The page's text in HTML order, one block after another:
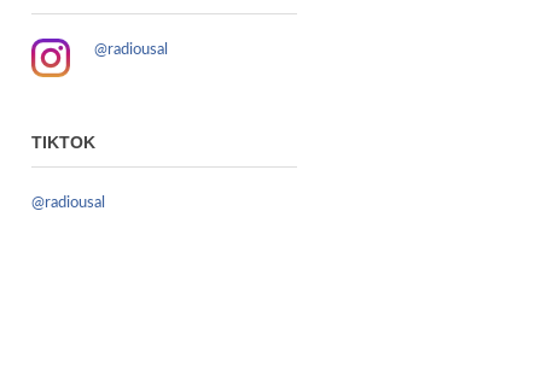
@radiousal
TIKTOK
@radiousal